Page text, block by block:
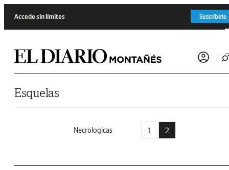
Accede sin límites Suscríbete
Esquelas
Necrologicas 1 2